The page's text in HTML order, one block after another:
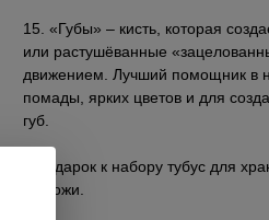
15. «Губы» – кисть, которая
или растушёванные
движением. Лучший помощник в
помады, ярких цветов и для
губ.
В подарок к набору тубус для
экокожи.